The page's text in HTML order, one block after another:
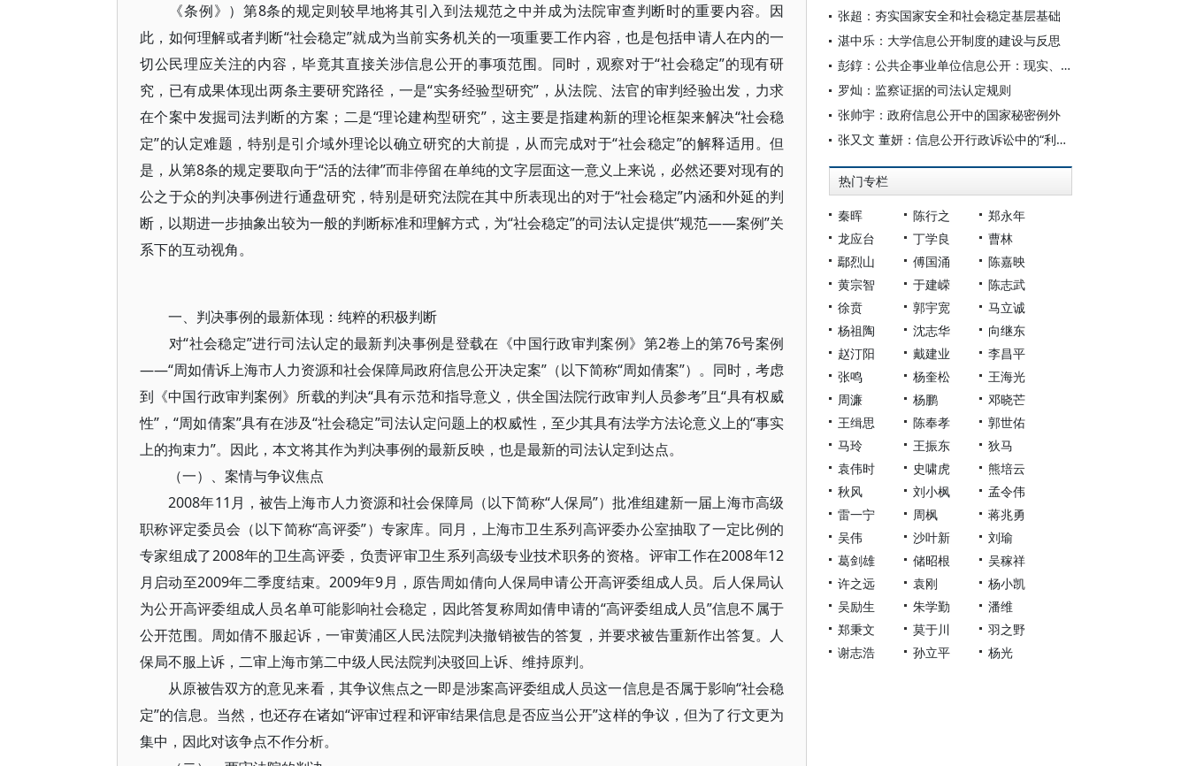
《条例》）第8条的规定则较早地将其引入到法规范之中并成为法院审查判断时的重要内容。因
此，如何理解或者判断“社会稳定”就成为当前实务机关的一项重要工作内容，也是包括申请人在内的一
切公民理应关注的内容，毕竟其直接关涉信息公开的事项范围。同时，观察对于“社会稳定”的现有研
究，已有成果体现出两条主要研究路径，一是“实务经验型研究”，从法院、法官的审判经验出发，力求
在个案中发掘司法判断的方案；二是“理论建构型研究”，这主要是指建构新的理论框架来解决“社会稳
定”的认定难题，特别是引介域外理论以确立研究的大前提，从而完成对于“社会稳定”的解释适用。但
是，从第8条的规定要取向于“活的法律”而非停留在单纯的文字层面这一意义上来说，必然还要对现有的
公之于众的判决事例进行通盘研究，特别是研究法院在其中所表现出的对于“社会稳定”内涵和外延的判
断，以期进一步抽象出较为一般的判断标准和理解方式，为“社会稳定”的司法认定提供“规范——案例”关
系下的互动视角。
一、判决事例的最新体现：纯粹的积极判断
对“社会稳定”进行司法认定的最新判决事例是登载在《中国行政审判案例》第2卷上的第76号案例
——“周如倩诉上海市人力资源和社会保障局政府信息公开决定案”（以下简称“周如倩案”）。同时，考虑
到《中国行政审判案例》所载的判决“具有示范和指导意义，供全国法院行政审判人员参考”且“具有权威
性”，“周如倩案”具有在涉及“社会稳定”司法认定问题上的权威性，至少其具有法学方法论意义上的“事实
上的拘束力”。因此，本文将其作为判决事例的最新反映，也是最新的司法认定到达点。
（一）、案情与争议焦点
2008年11月，被告上海市人力资源和社会保障局（以下简称“人保局”）批准组建新一届上海市高级
职称评定委员会（以下简称“高评委”）专家库。同月，上海市卫生系列高评委办公室抽取了一定比例的
专家组成了2008年的卫生高评委，负责评审卫生系列高级专业技术职务的资格。评审工作在2008年12
月启动至2009年二季度结束。2009年9月，原告周如倩向人保局申请公开高评委组成人员。后人保局认
为公开高评委组成人员名单可能影响社会稳定，因此答复称周如倩申请的“高评委组成人员”信息不属于
公开范围。周如倩不服起诉，一审黄浦区人民法院判决撤销被告的答复，并要求被告重新作出答复。人
保局不服上诉，二审上海市第二中级人民法院判决驳回上诉、维持原判。
从原被告双方的意见来看，其争议焦点之一即是涉案高评委组成人员这一信息是否属于影响“社会稳
定”的信息。当然，也还存在诸如“评审过程和评审结果信息是否应当公开”这样的争议，但为了行文更为
集中，因此对该争点不作分析。
张超：夯实国家安全和社会稳定基层基础
湛中乐：大学信息公开制度的建设与反思
彭錞：公共企事业单位信息公开：现实、理想与路径
罗灿：监察证据的司法认定规则
张帅宇：政府信息公开中的国家秘密例外
张又文 董妍：信息公开行政诉讼中的“利害关系”——基于诉的利益否定的视角
热门专栏
秦晖 陈行之
郑永年
龙应台
丁学良
曹林
鄢烈山
傅国涌
陈嘉映
黄宗智
于建嵘
陈志武
徐贲
郭宇宽
马立诚
杨祖陶
沈志华
向继东
赵汀阳
戴建业
李昌平
张鸣
杨奎松
王海光
周濂
杨鹏
邓晓芒
王缉思
陈奉孝
郭世佑
马玲
王振东
狄马
袁伟时
史啸虎
熊培云
秋风
刘小枫
孟令伟
雷一宁
周枫
蒋兆勇
吴伟
沙叶新
刘瑜
葛剑雄
储昭根
吴稼祥
许之远
袁刚
杨小凯
吴励生
朱学勤
潘维
郑秉文
莫于川
羽之野
谢志浩
孙立平 杨光